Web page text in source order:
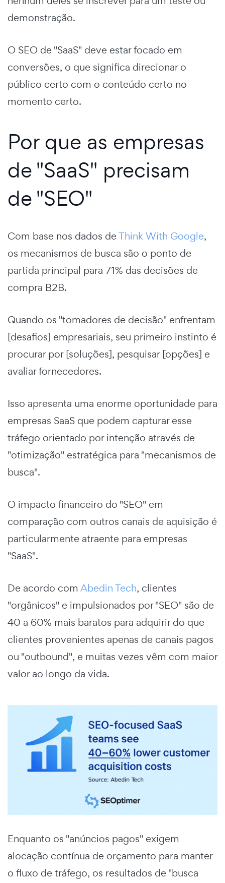
demonstração.
O SEO de "SaaS" deve estar focado em
conversões, o que significa direcionar o
público certo com o conteúdo certo no
momento certo.
Por que as empresas
de "SaaS" precisam
de "SEO"
Com base nos dados deThink With Google,
os mecanismos de busca são o ponto de
partida principal para 71% das decisões de
compra B2B.
Quando os "tomadores de decisão" enfrentam
[desafios] empresariais, seu primeiro instinto é
procurar por [soluções], pesquisar [opções] e
avaliar fornecedores.
Isso apresenta uma enorme oportunidade para
empresas SaaS que podem capturar esse
tráfego orientado por intenção através de
"otimização" estratégica para "mecanismos de
busca".
O impacto financeiro do "SEO" em
comparação com outros canais de aquisição é
particularmente atraente para empresas
"SaaS".
De acordo com Abedin Tech, clientes
"orgânicos" e impulsionados por "SEO" são de
40 a 60% mais baratos para adquirir do que
clientes provenientes apenas de canais pagos
ou "outbound", e muitas vezes vêm com maior
valor ao longo da vida.
Enquanto os "anúncios pagos" exigem
alocação contínua de orçamento para manter
o fluxo de tráfego, os resultados de "busca